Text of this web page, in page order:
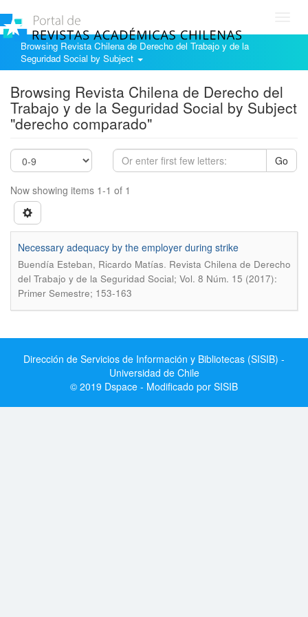
Browsing Revista Chilena de Derecho del Trabajo y de la
Seguridad Social by Subject
Browsing Revista Chilena de Derecho del
Trabajo y de la Seguridad Social by Subject
"derecho comparado"
Go
Now showing items 1-1 of 1
Necessary adequacy by the employer during strike
Buendía Esteban, Ricardo Matías. Revista Chilena de Derecho
del Trabajo y de la Seguridad Social; Vol. 8 Núm. 15 (2017):
Primer Semestre; 153-163
Dirección de Servicios de Información y Bibliotecas (SISIB) -
Universidad de Chile
© 2019 Dspace - Modificado por SISIB